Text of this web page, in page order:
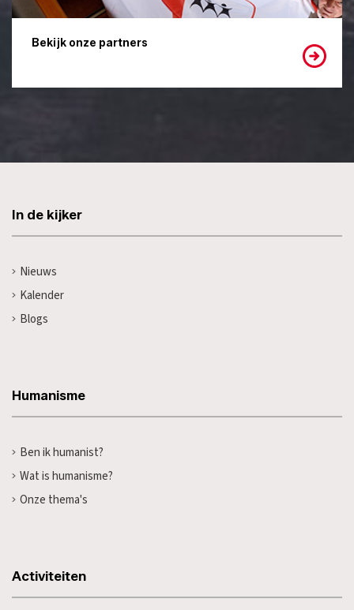
Bekijk onze partners
In de kijker
Nieuws
Kalender
Blogs
Humanisme
Ben ik humanist?
Wat is humanisme?
Onze thema's
Activiteiten